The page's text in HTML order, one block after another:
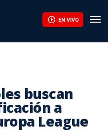
EN VIVO
buscan
a
League